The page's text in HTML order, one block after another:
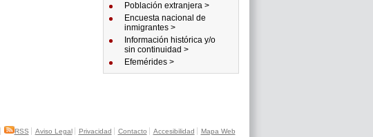
Población extranjera >
Encuesta nacional de
inmigrantes >
Información histórica y/o
sin continuidad >
Efemérides >
RSS Aviso Legal Privacidad Contacto Accesibilidad Mapa Web